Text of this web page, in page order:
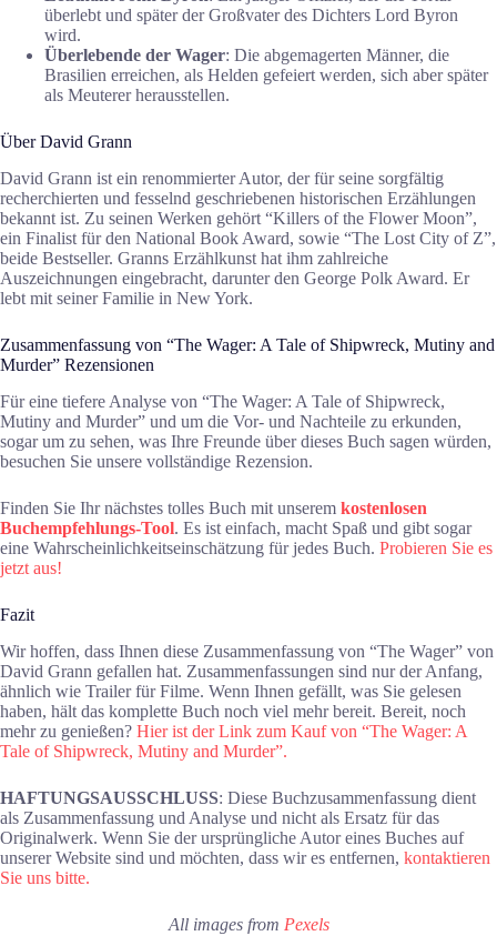
überlebt und später der Großvater des Dichters Lord Byron
wird.
Überlebende der Wager: Die abgemagerten Männer, die
Brasilien erreichen, als Helden gefeiert werden, sich aber später
als Meuterer herausstellen.
Über David Grann
David Grann ist ein renommierter Autor, der für seine sorgfältig
recherchierten und fesselnd geschriebenen historischen Erzählungen
bekannt ist. Zu seinen Werken gehört “Killers of the Flower Moon”,
ein Finalist für den National Book Award, sowie “The Lost City of Z”,
beide Bestseller. Granns Erzählkunst hat ihm zahlreiche
Auszeichnungen eingebracht, darunter den George Polk Award. Er
lebt mit seiner Familie in New York.
Zusammenfassung von “The Wager: A Tale of Shipwreck, Mutiny and
Murder” Rezensionen
Für eine tiefere Analyse von “The Wager: A Tale of Shipwreck,
Mutiny and Murder” und um die Vor- und Nachteile zu erkunden,
sogar um zu sehen, was Ihre Freunde über dieses Buch sagen würden,
besuchen Sie unsere vollständige Rezension.
Finden Sie Ihr nächstes tolles Buch mit unserem kostenlosen
Buchempfehlungs-Tool. Es ist einfach, macht Spaß und gibt sogar
eine Wahrscheinlichkeitseinschätzung für jedes Buch. Probieren Sie es
jetzt aus!
Fazit
Wir hoffen, dass Ihnen diese Zusammenfassung von “The Wager” von
David Grann gefallen hat. Zusammenfassungen sind nur der Anfang,
ähnlich wie Trailer für Filme. Wenn Ihnen gefällt, was Sie gelesen
haben, hält das komplette Buch noch viel mehr bereit. Bereit, noch
mehr zu genießen? Hier ist der Link zum Kauf von “The Wager: A
Tale of Shipwreck, Mutiny and Murder”.
HAFTUNGSAUSSCHLUSS: Diese Buchzusammenfassung dient
als Zusammenfassung und Analyse und nicht als Ersatz für das
Originalwerk. Wenn Sie der ursprüngliche Autor eines Buches auf
unserer Website sind und möchten, dass wir es entfernen, kontaktieren
Sie uns bitte.
All images from Pexels